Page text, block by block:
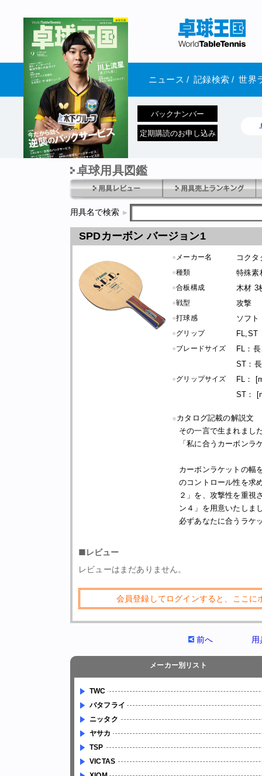
ニュース / 記録検索 / 世界
1970年1月01日 発売
バックナンバー
定期購読のお申し込み
卓球用具図鑑
用具名で検索
SPDカーボン バージョン1
● メーカー名 コクタ
●種類 特殊素
●合板構成 木材 3
●戦型 攻撃
●打球感 ソフト
●グリップ FL,ST
●ブレードサイズ
FL：
ST：
●グリップサイズ
FL：
ST：
●カタログ記載の解説文
その一言で生まれまし
「私に合うカーボンラ
カーボンラケットの幅
のコントロール性を求
２」を、攻撃性を重視
ン４」を用意いたしま
必ずあなたに合うラケ
■レビュー
レビューはまだありません。
会員登録してログインすると、ここ
前へ
メーカー別リスト
TWC
バタフライ
ニッタク
ヤサカ
TSP
VICTAS